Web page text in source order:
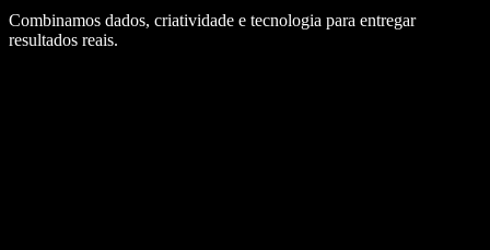
Combinamos dados, criatividade e tecnologia para entregar
resultados reais.